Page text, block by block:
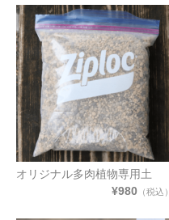
オリジナル多肉植物専用土
¥980 （税込）